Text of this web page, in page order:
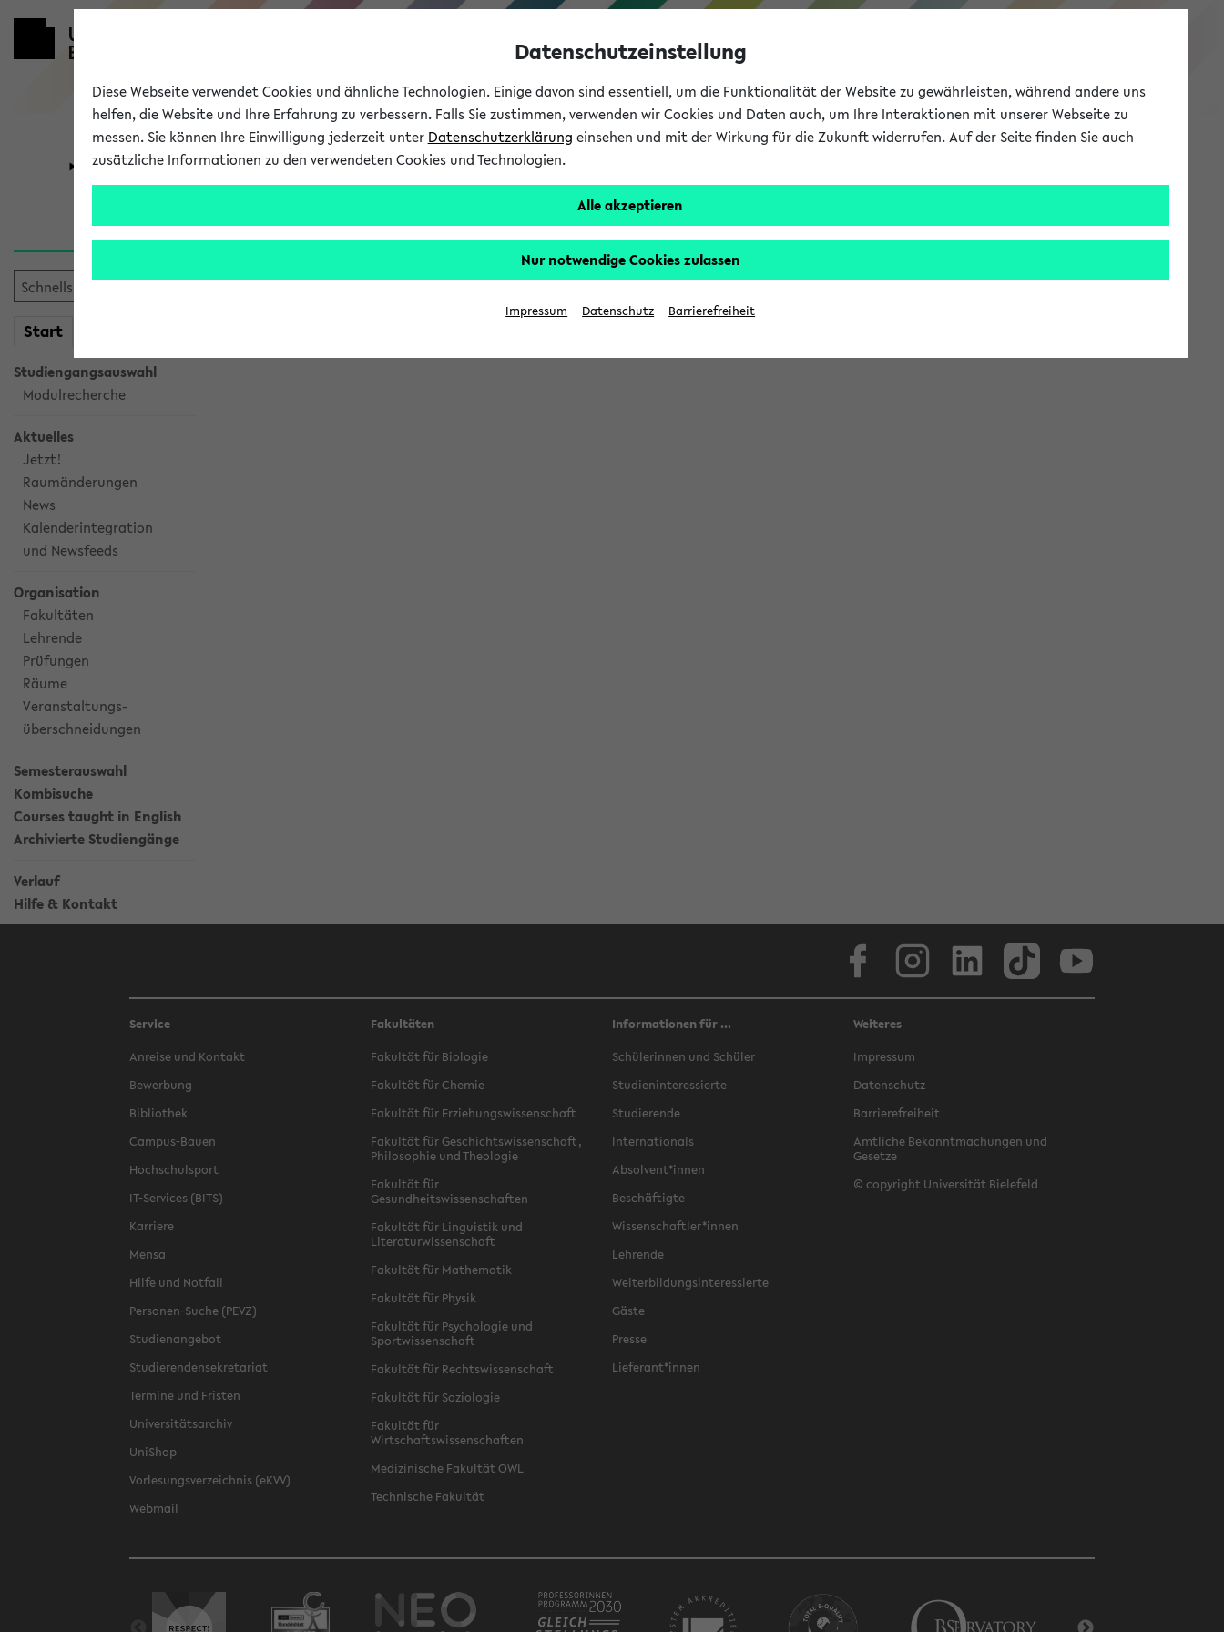
eKVV
Universität Forschung Studium
Start
Studiengangsauswahl
Modulrecherche
Aktuelles
Jetzt!
Raumänderungen
News
Kalenderintegration
und Newsfeeds
Organisation
Fakultäten
Lehrende
Prüfungen
Räume
Veranstaltungs-
überschneidungen
Semesterauswahl
Kombisuche
Courses taught in English
Archivierte Studiengänge
Verlauf
Hilfe & Kontakt
Verlauf
Service
Anreise und Kontakt
Bewerbung
Bibliothek
Campus-Bauen
Hochschulsport
IT-Services (BITS)
Karriere
Mensa
Hilfe und Notfall
Personen-Suche (PEVZ)
Studienangebot
Studierendensekretariat
Termine und Fristen
Universitätsarchiv
UniShop
Vorlesungsverzeichnis (eKVV)
Webmail
Fakultäten
Fakultät für Biologie
Fakultät für Chemie
Fakultät für Erziehungswissenschaft
Fakultät für Geschichtswissenschaft,
Philosophie und Theologie
Fakultät für
Gesundheitswissenschaften
Fakultät für Linguistik und
Literaturwissenschaft
Fakultät für Mathematik
Fakultät für Physik
Fakultät für Psychologie und
Sportwissenschaft
Fakultät für Rechtswissenschaft
Fakultät für Soziologie
Fakultät für
Wirtschaftswissenschaften
Medizinische Fakultät OWL
Technische Fakultät
Informationen für ...
Schülerinnen und Schüler
Studieninteressierte
Studierende
Internationals
Absolvent*innen
Beschäftigte
Wissenschaftler*innen
Lehrende
Weiterbildungsinteressierte
Gäste
Presse
Lieferant*innen
Weiteres
Impressum
Datenschutz
Barrierefreiheit
Amtliche Bekanntmachungen und
Gesetze
© copyright Universität Bielefeld
Datenschutzeinstellung
Diese Webseite verwendet Cookies und ähnliche Technologien. Einige davon sind essentiell, um die Funktionalität der Website zu gewährleisten, während andere uns
helfen, die Website und Ihre Erfahrung zu verbessern. Falls Sie zustimmen, verwenden wir Cookies und Daten auch, um Ihre Interaktionen mit unserer Webseite zu
messen. Sie können Ihre Einwilligung jederzeit unter Datenschutzerklärung einsehen und mit der Wirkung für die Zukunft widerrufen. Auf der Seite finden Sie auch
zusätzliche Informationen zu den verwendeten Cookies und Technologien.
Alle akzeptieren
Nur notwendige Cookies zulassen
Impressum Datenschutz Barrierefreiheit